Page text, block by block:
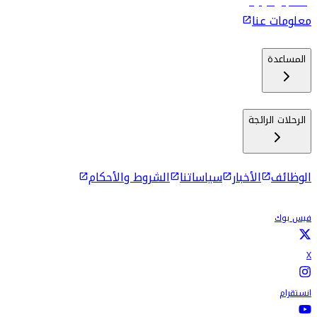
معلومات عنا
المساعدة
الرحلات الرائجة
الوظائف الأخبار سياساتنا الشروط والأحكام
فيس بوك
X
انستقرام